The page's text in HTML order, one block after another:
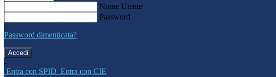
Nome Utente
Password
Password dimenticata?
-
Entra con SPID Entra con CIE